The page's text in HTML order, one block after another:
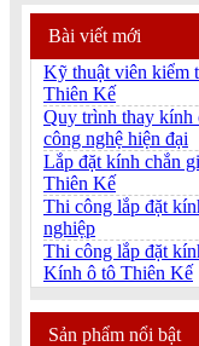
Bài viết mới
Kỹ thuật viên kiểm
Thiên Kế
Quy trình thay kính
công nghệ hiện đại
Lắp đặt kính chắn
Thiên Kế
Thi công lắp đặt
nghiệp
Thi công lắp đặt
Kính ô tô Thiên Kế
Sản phẩm nổi bật